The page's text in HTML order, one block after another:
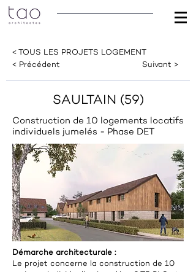
< TOUS LES PROJETS LOGEMENT
< Précédent
Suivant >
SAULTAIN (59)
Construction de 10 logements locatifs
individuels jumelés - Phase DET
Démarche architecturale :
Le projet concerne la construction de 10